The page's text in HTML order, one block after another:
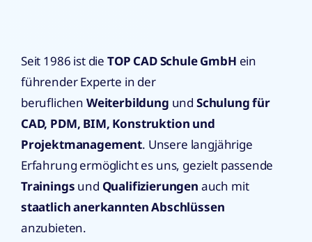
Seit 1986 ist die TOP CAD Schule GmbH ein
führender Experte in der
beruflichen Weiterbildung und Schulung für
CAD, PDM, BIM, Konstruktion und
Projektmanagement. Unsere langjährige
Erfahrung ermöglicht es uns, gezielt passende
Trainings und Qualifizierungen auch mit
staatlich anerkannten Abschlüssen
anzubieten.